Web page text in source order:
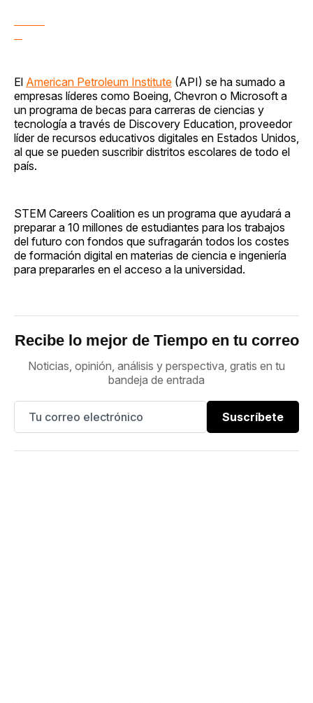
El American Petroleum Institute (API) se ha sumado a
empresas líderes como Boeing, Chevron o Microsoft a
un programa de becas para carreras de ciencias y
tecnología a través de Discovery Education, proveedor
líder de recursos educativos digitales en Estados Unidos,
al que se pueden suscribir distritos escolares de todo el
país.
STEM Careers Coalition es un programa que ayudará a
preparar a 10 millones de estudiantes para los trabajos
del futuro con fondos que sufragarán todos los costes
de formación digital en materias de ciencia e ingeniería
para prepararles en el acceso a la universidad.
Recibe lo mejor de Tiempo en tu correo
Noticias, opinión, análisis y perspectiva, gratis en tu
bandeja de entrada
Suscríbete